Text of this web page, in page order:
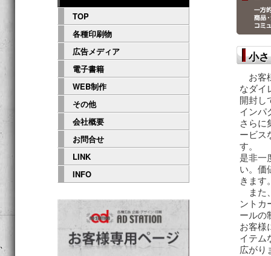
コ
ン
テ
ン
ツ
へ
動
小
お客
なダイ
開封し
インパ
さらに
ービス
す。
是非一
い。価
きます
また
ントカ
ールの
お客様
イテム
広がり
TOP
各種印刷物
広告メディア
電子書籍
WEB制作
その他
会社概要
お問合せ
LINK
INFO